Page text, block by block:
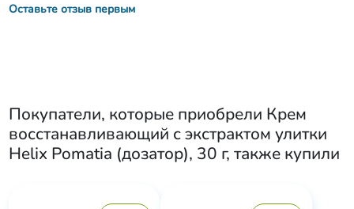
Оставьте отзыв первым
Покупатели, которые приобрели Крем
восстанавливающий с экстрактом улитки
Helix Pomatia (дозатор), 30 г, также купили